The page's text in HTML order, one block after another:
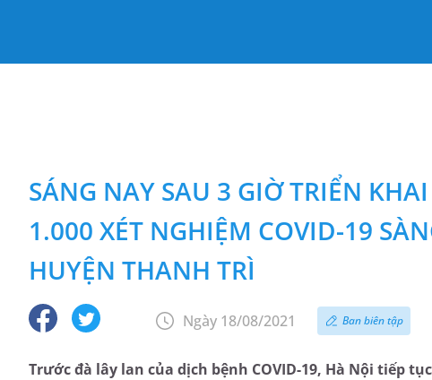
SÁNG NAY SAU 3 GIỜ TRIỂN
1.000 XÉT NGHIỆM COVID-19
HUYỆN THANH TRÌ
Ngày 18/08/2021 Ban biên tập
Trước đà lây lan của dịch bệnh COVID-19, Hà Nội tiếp